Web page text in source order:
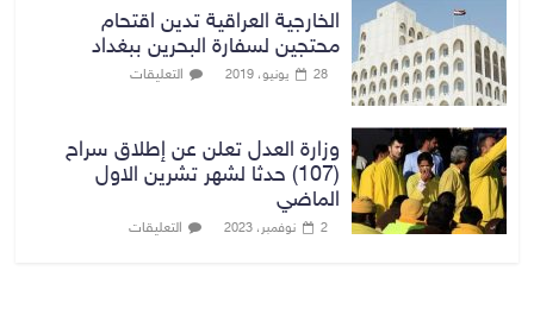
الخارجية العراقية تدين اقتحام
محتجين لسفارة البحرين ببغداد
28 يونيو، 2019 التعليقات
وزارة العدل تعلن عن إطلاق سراح
(107) حدثا لشهر تشرين الاول
الماضي
2 نوفمبر، 2023 التعليقات